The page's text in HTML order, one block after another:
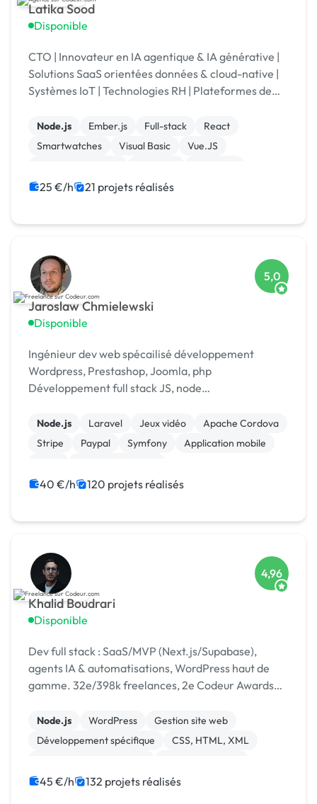
Latika Sood
Disponible
CTO | Innovateur en IA agentique & IA générative |
Solutions SaaS orientées données & cloud-native |
Systèmes IoT | Technologies RH | Plateformes de
Node.js Ember.js Full-stack
React
Smartwatches
Visual Basic
Vue.JS
25 €/h 21 projets réalisés
Jaroslaw Chmielewski
Disponible
5,0
Ingénieur dev web spécailisé développement
Wordpress, Prestashop, Joomla, php
Développement full stack JS, node
chat temp réel : [URL MASQUÉE], webrtc
Node.js Laravel Jeux vidéo
Apache Cordova
Stripe
Paypal Symfony
Application mobile
40 €/h 120 projets réalisés
Khalid Boudrari
Disponible
4,96
Dev full stack : SaaS/MVP (Next.js/Supabase),
agents IA & automatisations, WordPress haut de
gamme. 32e/398k freelances, 2e Codeur Awards
Node.js WordPress
Gestion site web
Développement spécifique
CSS, HTML, XML
Admin système, sécurité
JavaScript
45 €/h 132 projets réalisés